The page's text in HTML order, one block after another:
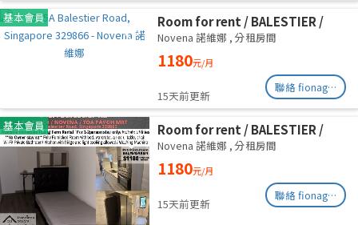
基本會員
Room for rent / BALESTIER /
NOVENA / Common room / 1pax
stay / Available immediate
Novena 諾維娜 , 分租房間
1180元/月
15天前更新
聯絡 fionag@transinex.com.sg
基本會員
Room for rent / BALESTIER /
NOVENA / Common room / 1pax
stay / Available immediate
Novena 諾維娜 , 分租房間
1180元/月
15天前更新
聯絡 fionag@transinex.com.sg